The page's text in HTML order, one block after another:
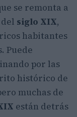
se remonta a
siglo XIX,
habitantes
Puede
por las
histórico de
muchas de
están detrás